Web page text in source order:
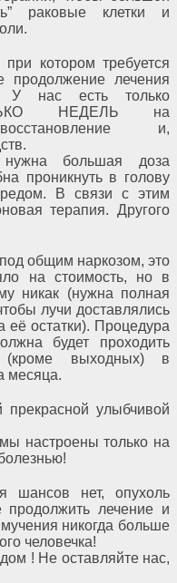
раковые клетки и
котором требуется
продолжение лечения
У нас есть только
НЕДЕЛЬ на
и,
большая доза
проникнуть в голову
В связи с этим
терапия. Другого
общим наркозом, это
на стоимость, но в
никак (нужна полная
лучи доставлялись
её остатки). Процедура
будет проходить
(кроме выходных) в
месяца.
улыбчивой
настроены только на
шансов нет, опухоль
продолжить лечение и
никогда больше
человечка!
! Не оставляйте нас,